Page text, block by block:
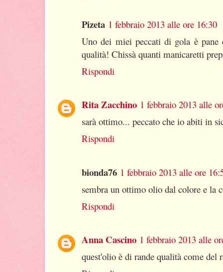
Pizeta 1 febbraio 2013 alle ore 16:30
Uno dei miei peccati di gola è
qualità! Chissà quanti manicaretti
Rispondi
Rita Zacchino 1 febbraio 2013 alle
sarà ottimo... peccato che io abiti in
Rispondi
bionda76 1 febbraio 2013 alle ore
sembra un ottimo olio dal colore e la
Rispondi
Anna Cascino 1 febbraio 2013 alle
quest'olio è di rande qualità come del